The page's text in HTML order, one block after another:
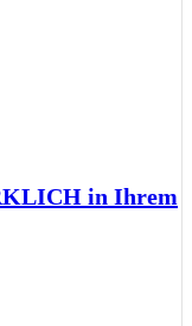
in Ihrem